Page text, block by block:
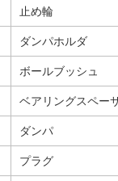
止め輪
ダンパホルダ
ボールブッシュ
ベアリングスペー
ダンパ
プラグ